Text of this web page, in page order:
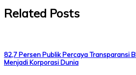
Related Posts
82,7 Persen Publik Percaya Transparansi
Menjadi Korporasi Dunia